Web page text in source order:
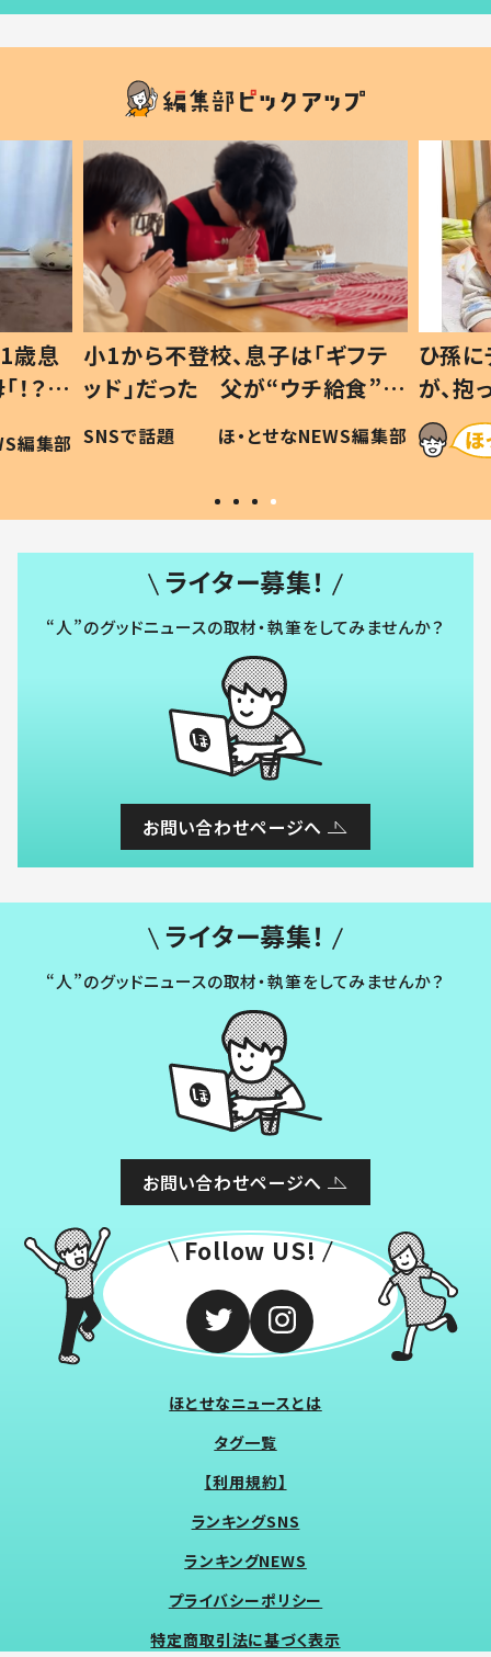
歳息
？」
編集部
小1から不登校、息子は「ギフテ
ッド」だった 父が“ウチ給食”を
作り続ける理由とは #令和の親
#令和の子
SNSで話題 ほ・とせなNEWS編集部
ひ孫
が、
「涙が
い」
ライター募集！
“人”のグッドニュースの取材・執筆をしてみませんか？
お問い合わせページへ
ライター募集！
“人”のグッドニュースの取材・執筆をしてみませんか？
お問い合わせページへ
Follow US!
ほとせなニュースとは
タグ一覧
【利用規約】
ランキングSNS
ランキングNEWS
プライバシーポリシー
特定商取引法に基づく表示